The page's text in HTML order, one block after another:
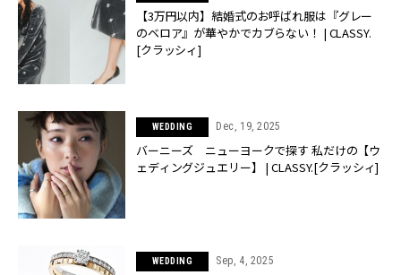
【3万円以内】結婚式のお呼ばれ服は『グレー
のベロア』が華やかでカブらない！ | CLASSY.
[クラッシィ]
WEDDING Dec, 19, 2025
バーニーズ ニューヨークで探す 私だけの【ウ
ェディングジュエリー】 | CLASSY.[クラッシィ]
WEDDING Sep, 4, 2025